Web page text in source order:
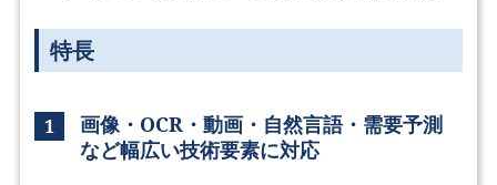
特長
1
画像・OCR・動画・自然言語・需要予測
など幅広い技術要素に対応